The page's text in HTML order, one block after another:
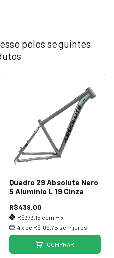
pelos seguintes
Quadro 29 Absolute Nero
5 Alumínio L 19 Cinza
R$439,00
R$373,15 com Pix
4x de R$109,75 sem juros
COMPRAR